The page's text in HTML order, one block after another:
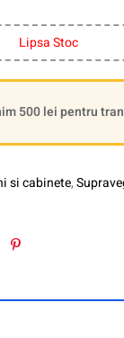
Lipsa Stoc
500 lei pentru
si cabinete,
Google+Pinterest